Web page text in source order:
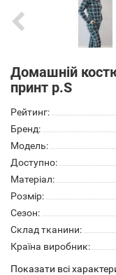
Домашній
принт р.S
Рейтинг:
Бренд:
Модель:
Доступно:
Матеріал:
Розмір:
Сезон:
Склад тканини:
Країна виробник:
Показати всі